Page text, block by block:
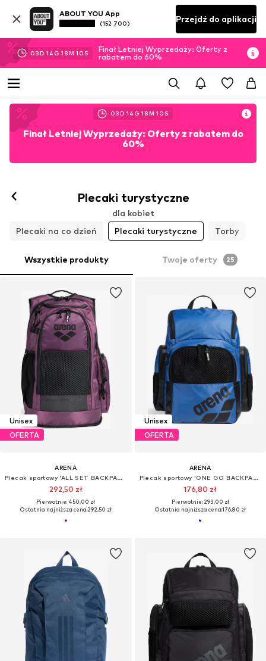
ABOUT YOU App
(152 700) Przejdź do aplikacji
03D 14 G 18M 08 S
Finał Letniej Wyprzedaży: Oferty z
rabatem do 60%
03D 14 G 18M 08 S
Finał Letniej Wyprzedaży: Oferty z rabatem do
60%
Plecaki turystyczne
dla kobiet
Plecaki na co dzień
Plecaki turystyczne Torby
Wszystkie produkty Twoje oferty 25
Unisex
OFERTA
ARENA
Plecak sportowy 'ALL SET BACKPACK 45L'
292,50 zł
Pierwotnie: 450,00 zł
Ostatnia najniższa cena:292,50 zł
Unisex
OFERTA
ARENA
Plecak sportowy 'ONE GO BACKPACK 35L'
176,80 zł
Pierwotnie: 293,00 zł
Ostatnia najniższa cena:176,80 zł